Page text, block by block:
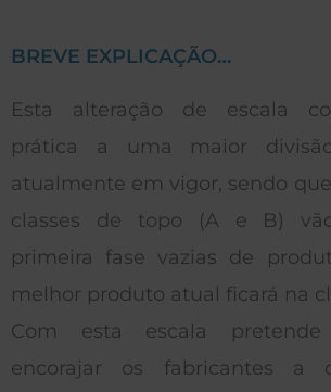
BREVE EXPLICAÇÃO…
Esta alteração de escala
prática a uma maior
atualmente em vigor, sendo
classes de topo (A e B)
primeira fase vazias de
melhor produto atual ficará na
Com esta escala
encorajar os fabricantes a